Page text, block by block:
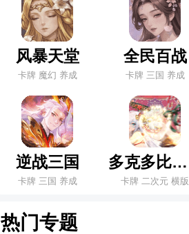
风暴天堂
卡牌 魔幻 养成
全民百战
卡牌 三国 养成
逆战三国
卡牌 三国 养成
多克多比童话世界
卡牌 二次元 横版
热门专题